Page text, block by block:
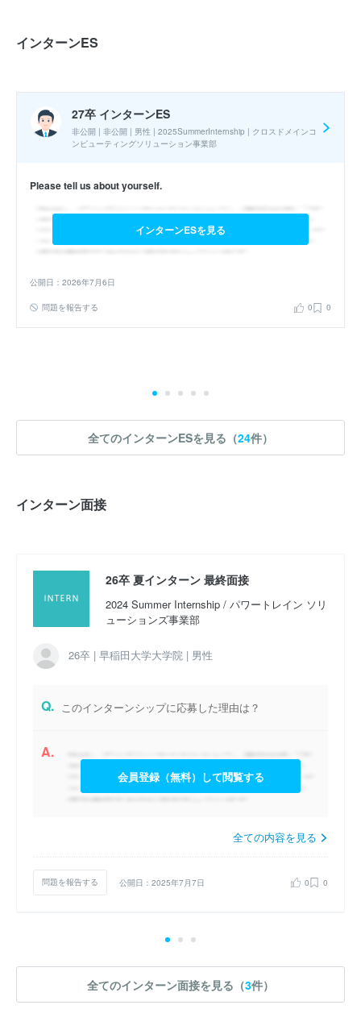
選考フロー : エントリーシート
実施時期 : 2024年8月開催 / 期間 : 30日間 / コース : 2024 Summer
Internship / 職種 : パワートレイン ソリューションズ事業部
参加人数 : 15人
割、理系大学院生が1割程度であった。
インターンシップへの参加が本選考でも有利になると思いました
27卒 夏インターン
グローバルインターンシップ前の選考
ク・ケーススタディ / コース : 2025SummerInternship / 職種 : クロ
スドメインコンピューティングソリューション事業部
学生ばかりで優秀そうな人が多かった。
インターンES
27卒 インターンES
非公開 | 非公開 | 男性 | 2025SummerInternship | クロスドメインコ
ンピューティングソリューション事業部
Please tell us about yourself.
インターンESを見る
公開日：2026年7月6日
問題を報告する 0 0
全てのインターンESを見る（24件）
インターン面接
26卒 夏インターン 最終面接
2024 Summer Internship / パワートレイン ソリ
ューションズ事業部
26卒 | 早稲田大学大学院 | 男性
Q. このインターンシップに応募した理由は？
A.
会員登録（無料）して閲覧する
全ての内容を見る
問題を報告する 公開日：2025年7月7日 0 0
全てのインターン面接を見る（3件）